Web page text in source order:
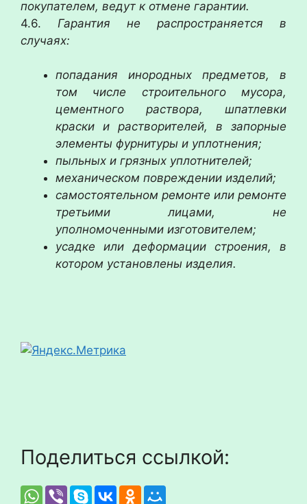
покупателем, ведут к отмене гарантии.
4.6. Гарантия не распространяется в
случаях:
попадания инородных предметов, в
том числе строительного мусора,
цементного раствора, шпатлевки
краски и растворителей, в запорные
элементы фурнитуры и уплотнения;
пыльных и грязных уплотнителей;
механическом повреждении изделий;
самостоятельном ремонте или ремонте
третьими лицами, не
уполномоченными изготовителем;
усадке или деформации строения, в
котором установлены изделия.
Поделиться ссылкой: